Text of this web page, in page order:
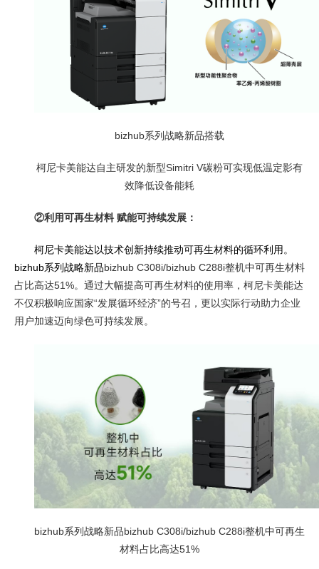
bizhub系列战略新品搭载
柯尼卡美能达自主研发的新型Simitri V碳粉可实现低温定影有
效降低设备能耗
②利用可再生材料 赋能可持续发展：
柯尼卡美能达以技术创新持续推动可再生材料的循环利用。
bizhub系列战略新品bizhub C308i/bizhub C288i整机中可再生材料
占比高达51%。通过大幅提高可再生材料的使用率，柯尼卡美能达
不仅积极响应国家“发展循环经济”的号召，更以实际行动助力企业
用户加速迈向绿色可持续发展。
bizhub系列战略新品bizhub C308i/bizhub C288i整机中可再生
材料占比高达51%